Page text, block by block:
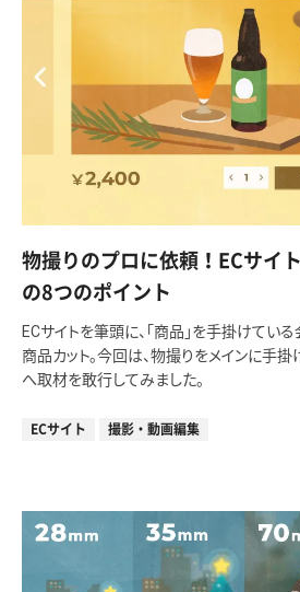
物撮りのプロに依頼！ECサイ
の8つのポイント
ECサイトを筆頭に、「商品」を手掛けてい
商品カット。今回は、物撮りをメインに手掛
へ取材を敢行してみました。
ECサイト 撮影・動画編集